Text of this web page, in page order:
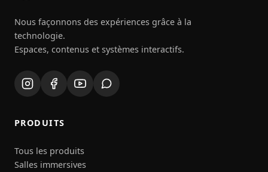
Nous façonnons des expériences grâce à la
technologie.
Espaces, contenus et systèmes interactifs.
PRODUITS
Tous les produits
Salles immersives